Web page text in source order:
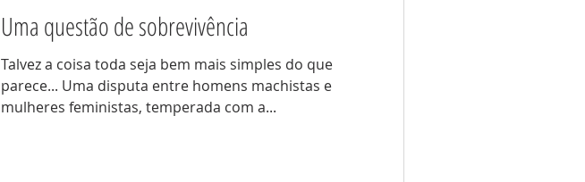
Uma questão de sobrevivência
Talvez a coisa toda seja bem mais simples do que
parece... Uma disputa entre homens machistas e
mulheres feministas, temperada com a...